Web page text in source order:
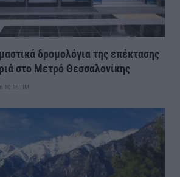
δρομολόγια της επέκτασης
στο Μετρό Θεσσαλονίκης
10:16 ΠΜ